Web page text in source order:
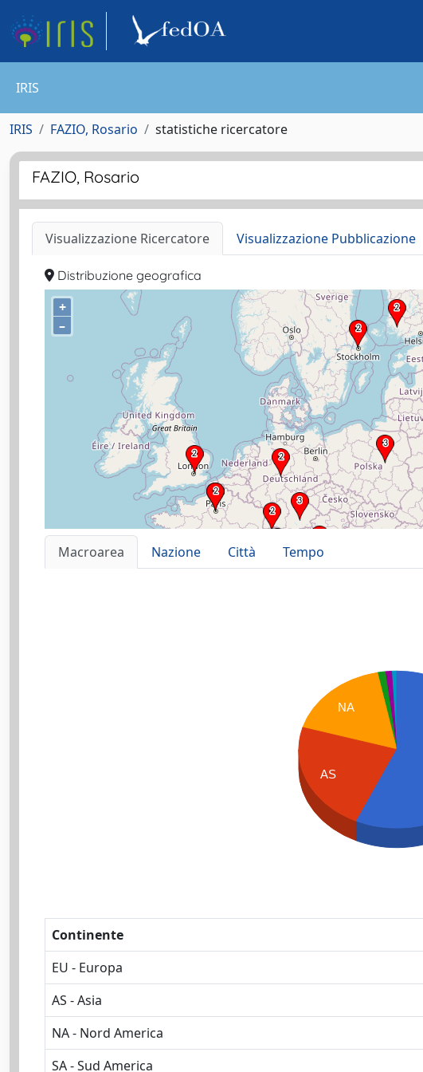
IRIS
IRIS FAZIO, Rosario statistiche ricercatore
FAZIO, Rosario
Visualizzazione Ricercatore Visualizzazione Pubblicazione
Distribuzione geografica
+
–
Macroarea Nazione Città
Tempo
NA
AS
Continente
EU - Europa
AS - Asia
NA - Nord America
SA - Sud America